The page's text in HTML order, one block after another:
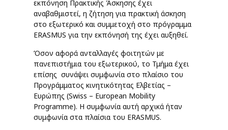
εκπόνηση Πρακτικής Άσκησης έχει
αναβαθμιστεί, η ζήτηση για πρακτική άσκηση
στο εξωτερικό και συμμετοχή στο πρόγραμμα
ERASMUS για την εκπόνησή της έχει αυξηθεί.
Όσον αφορά ανταλλαγές φοιτητών με
πανεπιστήμια του εξωτερικού, το Τμήμα έχει
επίσης συνάψει συμφωνία στο πλαίσιο του
Προγράμματος κινητικότητας Ελβετίας –
Ευρώπης (Swiss – European Mobility
Programme). Η συμφωνία αυτή αρχικά ήταν
συμφωνία στα πλαίσια του ERASMUS.